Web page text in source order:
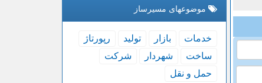
موضوعهای مسیرساز
خدمات بازار تولید
رپورتاژ
ساخت
شهردار
شركت
حمل و نقل